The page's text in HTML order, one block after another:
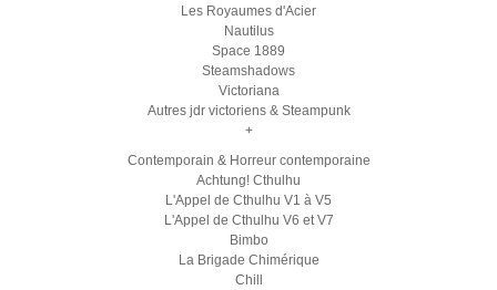
Les Royaumes d'Acier
Nautilus
Space 1889
Steamshadows
Victoriana
Autres jdr victoriens & Steampunk
+
Contemporain & Horreur contemporaine
Achtung! Cthulhu
L'Appel de Cthulhu V1 à V5
L'Appel de Cthulhu V6 et V7
Bimbo
La Brigade Chimérique
Chill